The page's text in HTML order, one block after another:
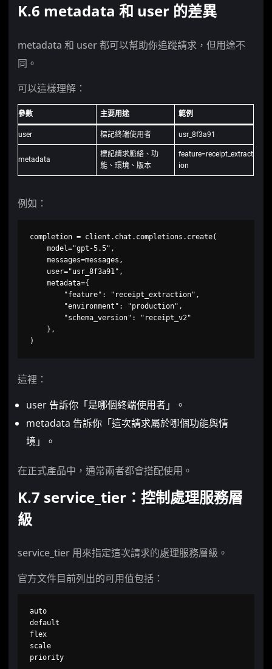
K.6 metadata 和 user 的差異
metadata 和 user 都可以幫助你追蹤請求，但用途不
同。
可以這樣理解：
參數 主要用途 範例
user 標記終端使用者 usr_8f3a91
metadata
標記請求脈絡、功
能、環境、版本
feature=receipt_extract
ion
例如：
completion = client.chat.completions.create(
)
這裡：
user 告訴你「是哪個終端使用者」。
metadata 告訴你「這次請求屬於哪個功能與情
境」。
在正式產品中，通常兩者都會搭配使用。
K.7 service_tier：控制處理服務層
級
service_tier 用來指定這次請求的處理服務層級。
官方文件目前列出的可用值包括：
auto
default
flex
scale
priority